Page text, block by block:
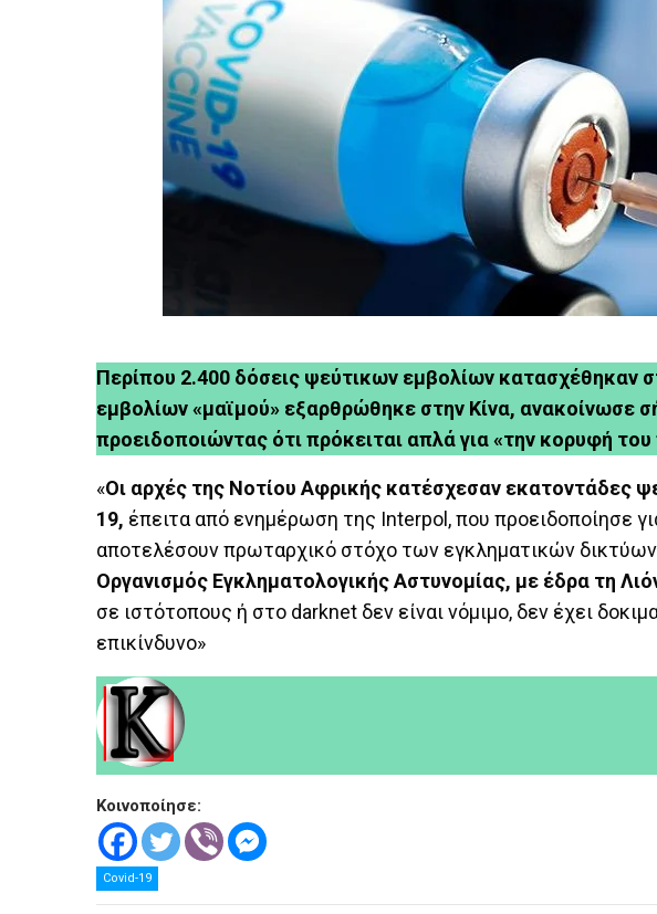
Περίπου 2.400 δόσεις ψεύτικων εμβολίων κατασχέθηκαν
εμβολίων «μαϊμού» εξαρθρώθηκε στην Κίνα, ανακοίνωσε
προειδοποιώντας ότι πρόκειται απλά για «την κορυφή
«Οι αρχές της Νοτίου Αφρικής κατέσχεσαν εκατοντάδες
19, έπειτα από ενημέρωση της Interpol, που προειδοποίησε
αποτελέσουν πρωταρχικό στόχο των εγκληματικών
Οργανισμός Εγκληματολογικής Αστυνομίας, με έδρα τη
σε ιστότοπους ή στο darknet δεν είναι νόμιμο, δεν έχει
επικίνδυνο»
Κοινοποίησε:
Covid-19